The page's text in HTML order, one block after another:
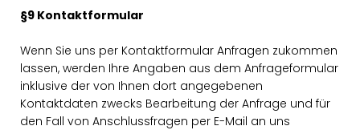
§9 Kontaktformular
Wenn Sie uns per Kontaktformular Anfragen zukommen
lassen, werden Ihre Angaben aus dem Anfrageformular
inklusive der von Ihnen dort angegebenen
Kontaktdaten zwecks Bearbeitung der Anfrage und für
den Fall von Anschlussfragen per E-Mail an uns